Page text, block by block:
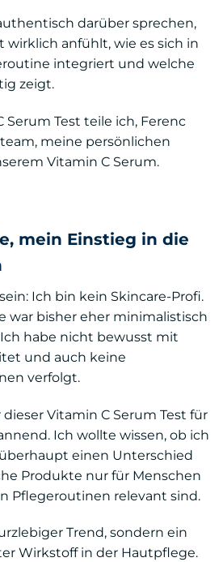
darüber sprechen,
wirklich anfühlt, wie es sich in
integriert und welche
zeigt.
Serum Test teile ich, Ferenc
meine persönlichen
Vitamin C Serum.
mein Einstieg in die
Ich bin kein Skincare-Profi.
war bisher eher minimalistisch
habe nicht bewusst mit
und auch keine
verfolgt.
Vitamin C Serum Test für
Ich wollte wissen, ob ich
einen Unterschied
Produkte nur für Menschen
Pflegeroutinen relevant sind.
Trend, sondern ein
Wirkstoff in der Hautpflege.